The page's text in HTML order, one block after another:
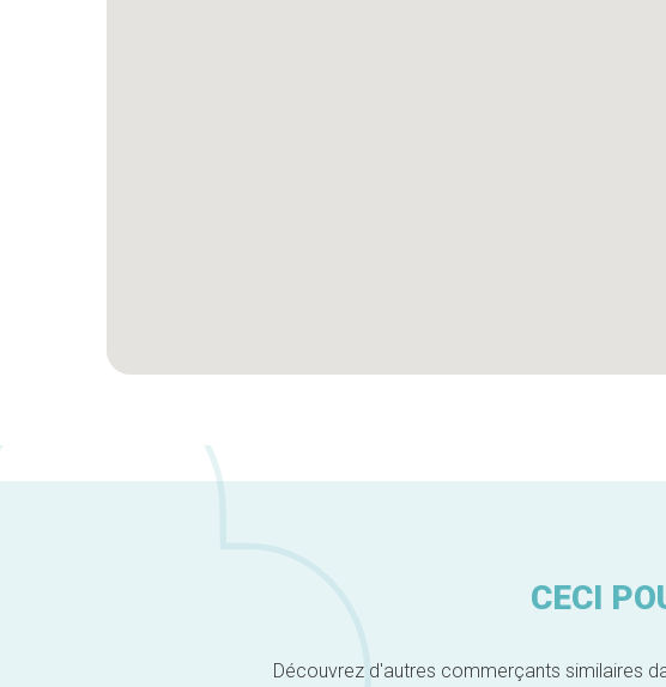
CECI
Découvrez d'autres commerçants similaires